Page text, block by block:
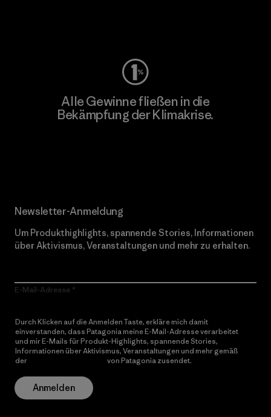
Alle Gewinne fließen in die
Bekämpfung der Klimakrise.
Newsletter-Anmeldung
Um Produkthighlights, spannende Stories, Informationen
über Aktivismus, Veranstaltungen und mehr zu erhalten.
E-Mail-Adresse
Durch Klicken auf die Anmelden Taste, erkläre mich damit
einverstanden, dass Patagonia meine E-Mail-Adresse verarbeitet
und mir E-Mails für Produkt-Highlights, spannende Stories,
Informationen über Aktivismus, Veranstaltungen und mehr gemäß
der
von Patagonia zusendet.
Anmelden